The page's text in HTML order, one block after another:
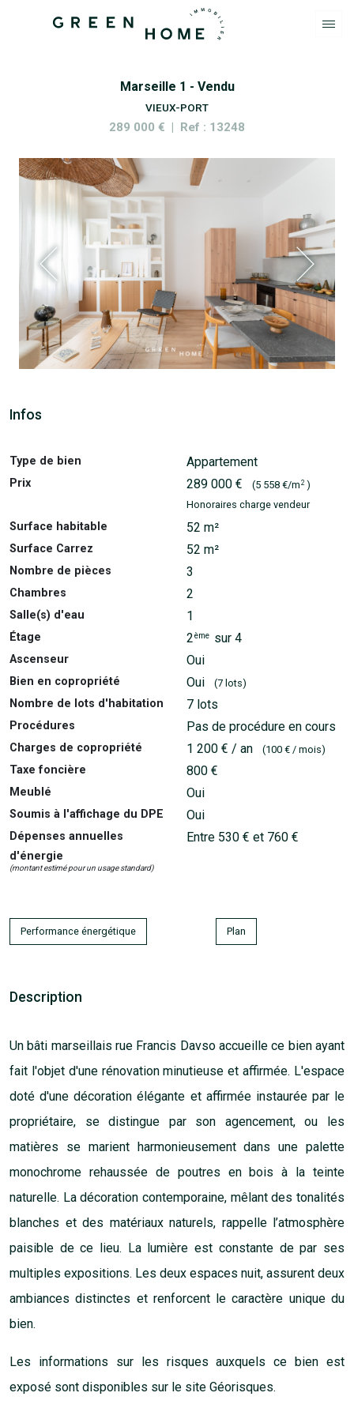
Marseille 1 - Vendu
VIEUX-PORT
289 000 € | Ref : 13248
Infos
Type de bien Appartement
Prix 289 000 € (5 558 €/m 2 )
Honoraires charge vendeur
Surface habitable 52 m²
Surface Carrez 52 m²
Nombre de pièces 3
Chambres 2
Salle(s) d'eau 1
Étage 2ème sur 4
Ascenseur Oui
Bien en copropriété Oui (7 lots)
Nombre de lots d'habitation 7 lots
Procédures Pas de procédure en cours
Charges de copropriété 1 200 € / an (100 € / mois)
Taxe foncière 800 €
Meublé Oui
Soumis à l'affichage du DPE Oui
Dépenses annuelles
d'énergie
(montant estimé pour un usage standard)
Entre 530 € et 760 €
Performance énergétique Plan
Description
Un bâti marseillais rue Francis Davso accueille ce bien ayant
fait l'objet d'une rénovation minutieuse et affirmée. L'espace
doté d'une décoration élégante et affirmée instaurée par le
propriétaire, se distingue par son agencement, ou les
matières se marient harmonieusement dans une palette
monochrome rehaussée de poutres en bois à la teinte
naturelle. La décoration contemporaine, mêlant des tonalités
blanches et des matériaux naturels, rappelle l’atmosphère
paisible de ce lieu. La lumière est constante de par ses
multiples expositions. Les deux espaces nuit, assurent deux
ambiances distinctes et renforcent le caractère unique du
bien.
Les informations sur les risques auxquels ce bien est
exposé sont disponibles sur le site Géorisques.